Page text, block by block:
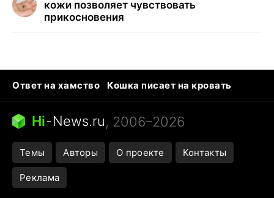
кожи позволяет чувствовать
прикосновения
Ответ на хамство
Кошка писает на кровать
Тунцы в океанариуме
Следующая пандемия
Ядовитые пауки России
Открытие в Google Maps
Hi-News.ru, 2006–2026
Темы Авторы О проекте Контакты
Реклама